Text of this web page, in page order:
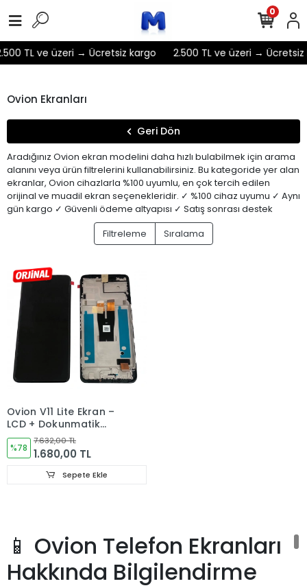
TL ve üzeri → Ücretsiz kargo 2.500 TL ve üzeri → Ücretsiz
0
Ovion Ekranları
Geri Dön
Aradığınız Ovion ekran modelini daha hızlı bulabilmek için arama
alanını veya ürün filtrelerini kullanabilirsiniz. Bu kategoride yer alan
ekranlar, Ovion cihazlarla %100 uyumlu, en çok tercih edilen
orijinal ve muadil ekran seçenekleridir. ✓ %100 cihaz uyumu ✓ Aynı
gün kargo ✓ Güvenli ödeme altyapısı ✓ Satış sonrası destek
Filtreleme
Sıralama
Ovion V11 Lite Ekran –
LCD + Dokunmatik
Cam (ÇITALI) ORJINAL
%78
7.632,00 TL
1.680,00 TL
Sepete Ekle
📱 Ovion Telefon Ekranları
Hakkında Bilgilendirme